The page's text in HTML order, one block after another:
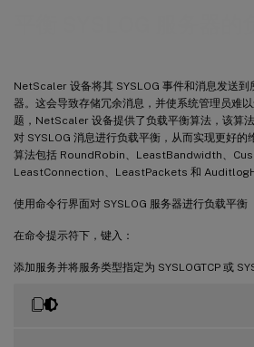
NetScaler 设备将其 SYSLOG 事件和消息发送到
器。这会导致存储冗余消息，并使系统管理员难
题，NetScaler 设备提供了负载平衡算法，该算
对 SYSLOG 消息进行负载平衡，从而实现更好的
算法包括 RoundRobin、LeastBandwidth、
LeastConnection、LeastPackets 和
使用命令行界面对 SYSLOG 服务器进行负载平衡
在命令提示符下，键入：
添加服务并将服务类型指定为 SYSLOGTCP 或